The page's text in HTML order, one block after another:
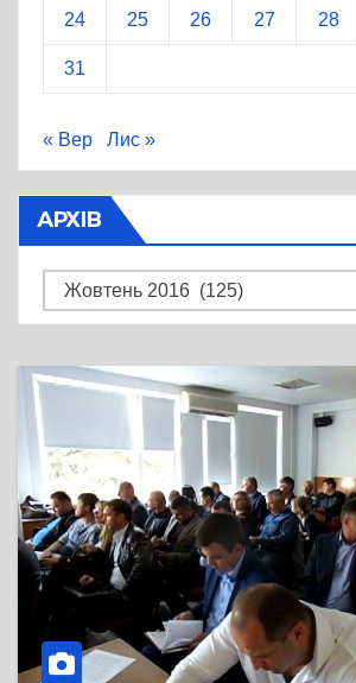
24 25 26 27 28
31
« Вер Лис »
АРХІВ
Архів